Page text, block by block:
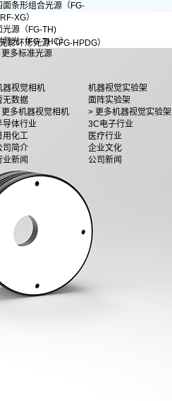
面条形组合光源（FG-
XG）
光源（FG-TH)
背光（FG-THC）
更多标准光源
器视觉相机
无数据
更多机器视觉相机
机器视觉实验架
面阵实验架
> 更多机器视觉实验架
导体行业
3C电子行业
用化工
医疗行业
司简介
企业文化
业新闻
公司新闻
影环形光源（FG-HPDG）